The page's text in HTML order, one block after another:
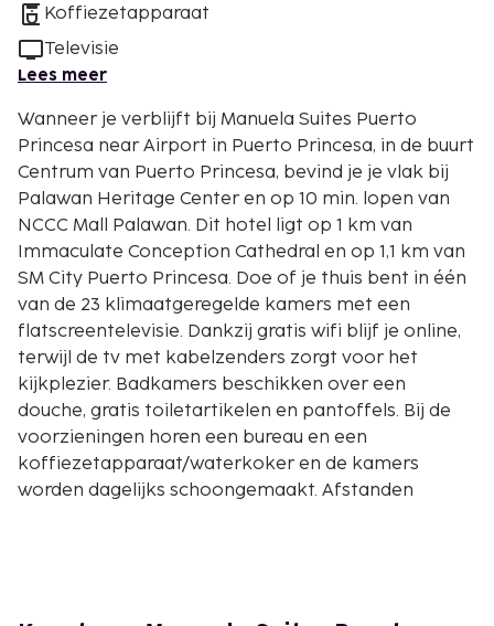
Koffiezetapparaat
Televisie
Lees meer
Wanneer je verblijft bij Manuela Suites Puerto
Princesa near Airport in Puerto Princesa, in de buurt
Centrum van Puerto Princesa, bevind je je vlak bij
Palawan Heritage Center en op 10 min. lopen van
NCCC Mall Palawan. Dit hotel ligt op 1 km van
Immaculate Conception Cathedral en op 1,1 km van
SM City Puerto Princesa. Doe of je thuis bent in één
van de 23 klimaatgeregelde kamers met een
flatscreentelevisie. Dankzij gratis wifi blijf je online,
terwijl de tv met kabelzenders zorgt voor het
kijkplezier. Badkamers beschikken over een
douche, gratis toiletartikelen en pantoffels. Bij de
voorzieningen horen een bureau en een
koffiezetapparaat/waterkoker en de kamers
worden dagelijks schoongemaakt. Afstanden